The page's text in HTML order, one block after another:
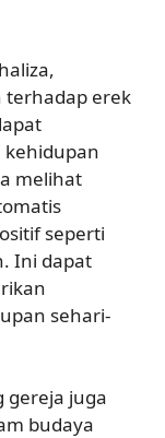
terhadap erek
kehidupan
melihat
seperti
Ini dapat
sehari-
gereja juga
budaya